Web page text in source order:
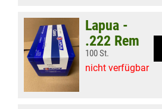
Lapua -
.222 Rem
100 St.
nicht verfügbar